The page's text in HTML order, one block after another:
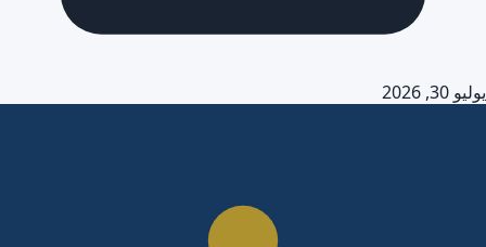
يوليو 30, 2026